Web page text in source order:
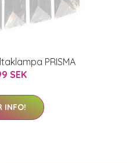
PRISMA
SEK
INFO!